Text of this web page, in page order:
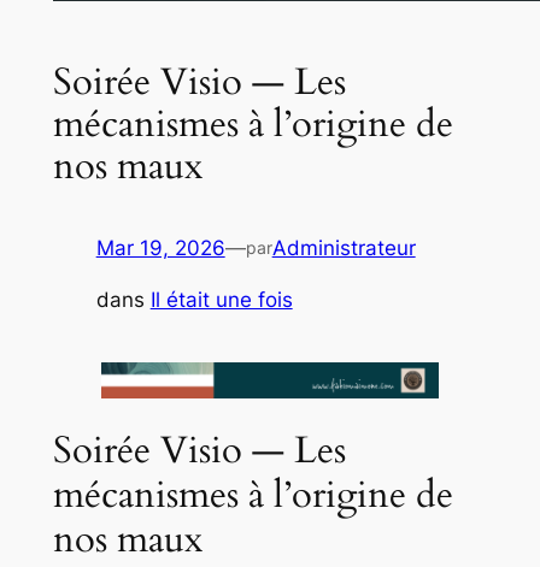
Soirée Visio — Les
mécanismes à l’origine de
nos maux
Mar 19, 2026—parAdministrateur
dans Il était une fois
Soirée Visio — Les
mécanismes à l’origine de
nos maux